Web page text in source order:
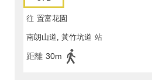
往 置富花園
南朗山道, 黃竹坑道 站
距離 30m